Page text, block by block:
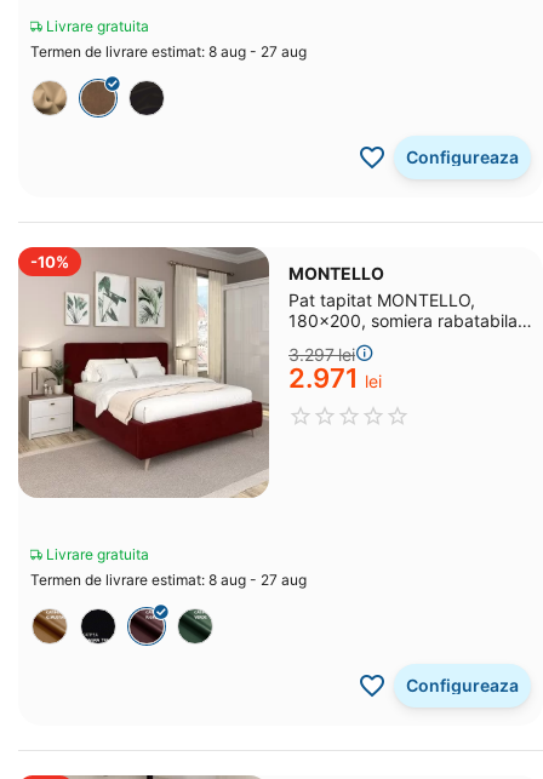
Livrare gratuita
Termen de livrare estimat: 8 aug - 27 aug
Configureaza
-10%
MONTELLO
Pat tapitat MONTELLO,
180x200, somiera rabatabila,
catifea Rosu Grena
3.297lei
2.971 lei
Livrare gratuita
Termen de livrare estimat: 8 aug - 27 aug
Configureaza